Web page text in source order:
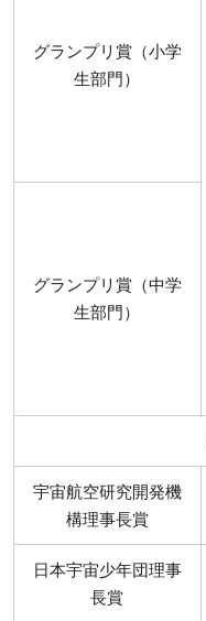
グランプリ賞（小学
生部門）
グランプリ賞（中学
生部門）
宇宙航空研究開発機
構理事長賞
日本宇宙少年団理事
長賞